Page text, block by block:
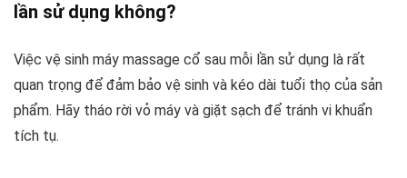
lần sử dụng không?
Việc vệ sinh máy massage cổ sau mỗi lần sử dụng là rất
quan trọng để đảm bảo vệ sinh và kéo dài tuổi thọ của sản
phẩm. Hãy tháo rời vỏ máy và giặt sạch để tránh vi khuẩn
tích tụ.